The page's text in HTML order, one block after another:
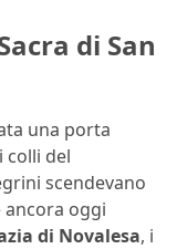
di San
una porta
colli del
scendevano
ancora oggi
di Novalesa, i